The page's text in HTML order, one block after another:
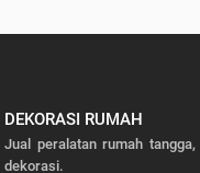
DEKORASI RUMAH
Jual peralatan rumah
dekorasi.